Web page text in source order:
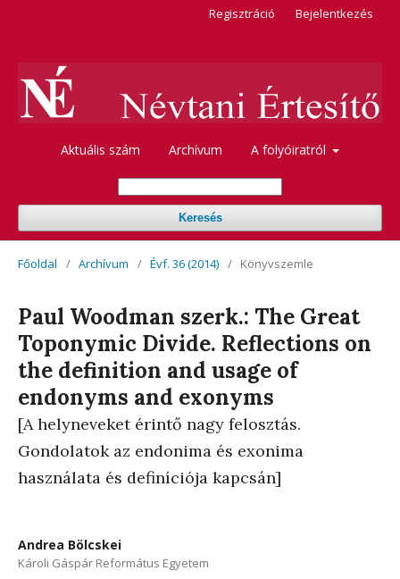
Aktuális szám Archívum A folyóiratról
Keresés
Regisztráció Bejelentkezés
Főoldal / Archívum / Évf. 36 (2014) / Könyvszemle
Paul Woodman szerk.: The Great
Toponymic Divide. Reflections on
the definition and usage of
endonyms and exonyms
[A helyneveket érintő nagy felosztás.
Gondolatok az endonima és exonima
használata és definíciója kapcsán]
Andrea Bölcskei
Károli Gáspár Református Egyetem